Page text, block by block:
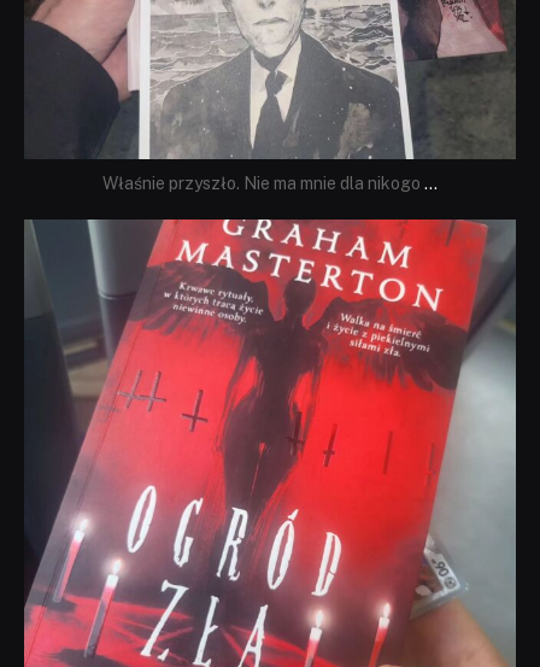
Właśnie przyszło. Nie ma mnie dla nikogo ...
dobryhorror
Sie 23